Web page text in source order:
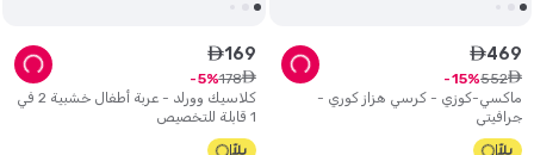
ماكسي-كوزي - كرسي هزاز كوري -
جرافيتي
ê469
ê
552
15
كلاسيك وورلد - عربة أطفال خشبية 2 في
1 قابلة للتخصيص
ê169
ê
178
5